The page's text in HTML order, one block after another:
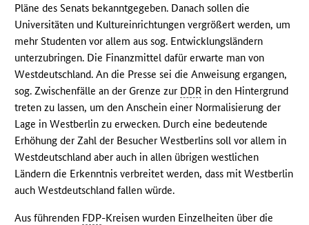
Pläne des Senats bekanntgegeben. Danach sollen die
Universitäten und Kultureinrichtungen vergrößert werden, um
mehr Studenten vor allem aus sog. Entwicklungsländern
unterzubringen. Die Finanzmittel dafür erwarte man von
Westdeutschland. An die Presse sei die Anweisung ergangen,
sog. Zwischenfälle an der Grenze zur DDR in den Hintergrund
treten zu lassen, um den Anschein einer Normalisierung der
Lage in Westberlin zu erwecken. Durch eine bedeutende
Erhöhung der Zahl der Besucher Westberlins soll vor allem in
Westdeutschland aber auch in allen übrigen westlichen
Ländern die Erkenntnis verbreitet werden, dass mit Westberlin
auch Westdeutschland fallen würde.
Aus führenden FDP-Kreisen wurden Einzelheiten über die